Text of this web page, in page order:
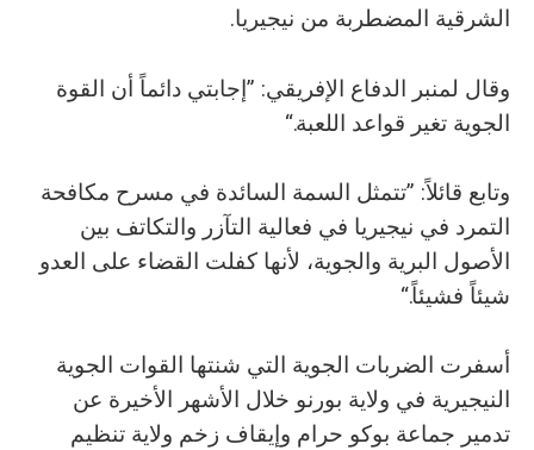
الشرقية المضطربة من نيجيريا.
وقال لمنبر الدفاع الإفريقي: ”إجابتي دائماً أن القوة
الجوية تغير قواعد اللعبة.“
وتابع قائلاً: ”تتمثل السمة السائدة في مسرح مكافحة
التمرد في نيجيريا في فعالية التآزر والتكاتف بين
الأصول البرية والجوية، لأنها كفلت القضاء على العدو
شيئاً فشيئاً.“
أسفرت الضربات الجوية التي شنتها القوات الجوية
النيجيرية في ولاية بورنو خلال الأشهر الأخيرة عن
تدمير جماعة بوكو حرام وإيقاف زخم ولاية تنظيم